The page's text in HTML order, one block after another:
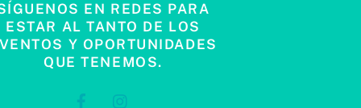
EN REDES PARA
ESTAR AL TANTO DE LOS
Y OPORTUNIDADES
QUE TENEMOS.